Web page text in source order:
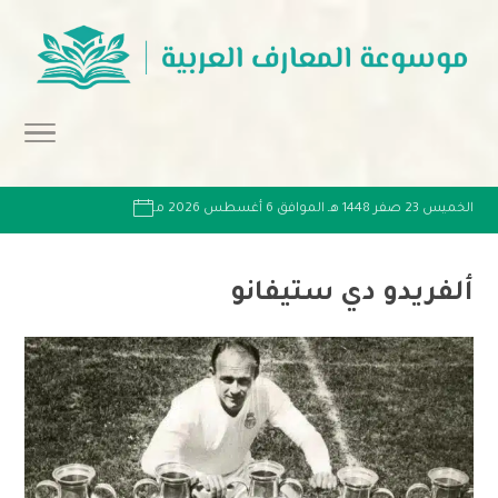
الخميس 23 صفر 1448 هـ الموافق 6 أغسطس 2026 مـ
ألفريدو دي ستيفانو